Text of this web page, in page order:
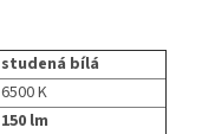
studená bílá
6500 K
150 lm